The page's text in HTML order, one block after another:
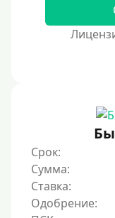
С временной
Пенсионерам до
Пенсионерам до
Пенсионерам до
Пенсионерам до
Срок:
Сумма:
Ставка:
Одобрение: